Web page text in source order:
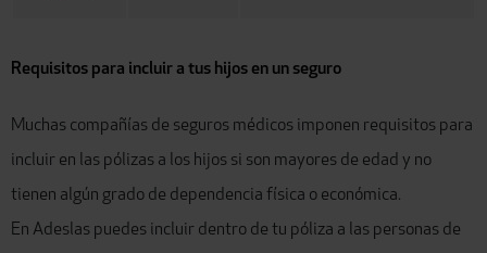
Requisitos para incluir a tus hijos en un seguro
Muchas compañías de seguros médicos imponen requisitos para
incluir en las pólizas a los hijos si son mayores de edad y no
tienen algún grado de dependencia física o económica.
En Adeslas puedes incluir dentro de tu póliza a las personas de